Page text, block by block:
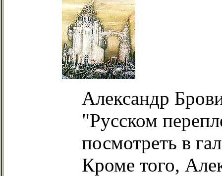
Александр
"Русском
посмотреть в
Кроме того,